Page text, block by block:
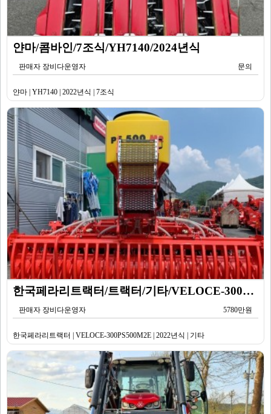
얀마/콤바인/7조식/YH7140/2024년식
판매자 장비다운영자 문의
얀마 | YH7140 | 2022년식 | 7조식
한국페라리트랙터/트랙터/기타/VELOCE-300PS500M2E/2022년식
판매자 장비다운영자 5780만원
한국페라리트랙터 | VELOCE-300PS500M2E | 2022년식 | 기타